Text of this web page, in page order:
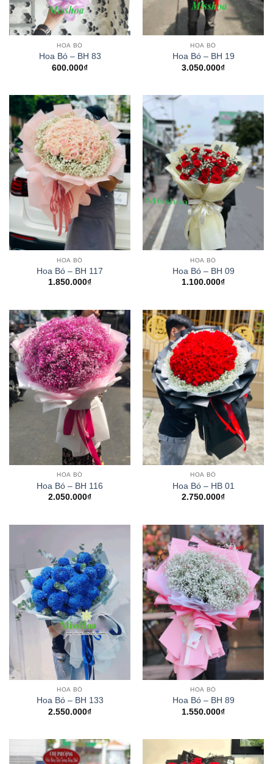
HOA BÓ
Hoa Bó – BH 83
600.000₫
HOA BÓ
Hoa Bó – BH 19
3.050.000₫
HOA BÓ
Hoa Bó – BH 117
1.850.000₫
HOA BÓ
Hoa Bó – BH 09
1.100.000₫
HOA BÓ
Hoa Bó – BH 116
2.050.000₫
HOA BÓ
Hoa Bó – HB 01
2.750.000₫
HOA BÓ
Hoa Bó – BH 133
2.550.000₫
HOA BÓ
Hoa Bó – BH 89
1.550.000₫